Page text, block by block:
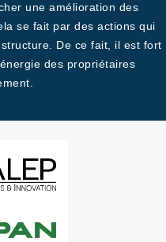
une amélioration des
se fait par des actions qui
De ce fait, il est fort
des propriétaires